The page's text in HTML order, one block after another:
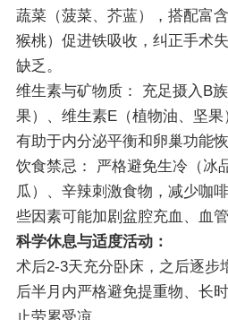
蔬菜（菠菜、芥蓝），搭配富
猴桃）促进铁吸收，纠正手术
缺乏。
维生素与矿物质：
充足摄入B
果）、维生素E（植物油、坚果
有助于内分泌平衡和卵巢功能恢
饮食禁忌：
严格避免生冷（冰
瓜）、辛辣刺激食物，减少咖
些因素可能加剧盆腔充血、血
科学休息与适度活动：
术后2-3天充分卧床，之后逐步
后半月内严格避免提重物、长
止劳累受凉。